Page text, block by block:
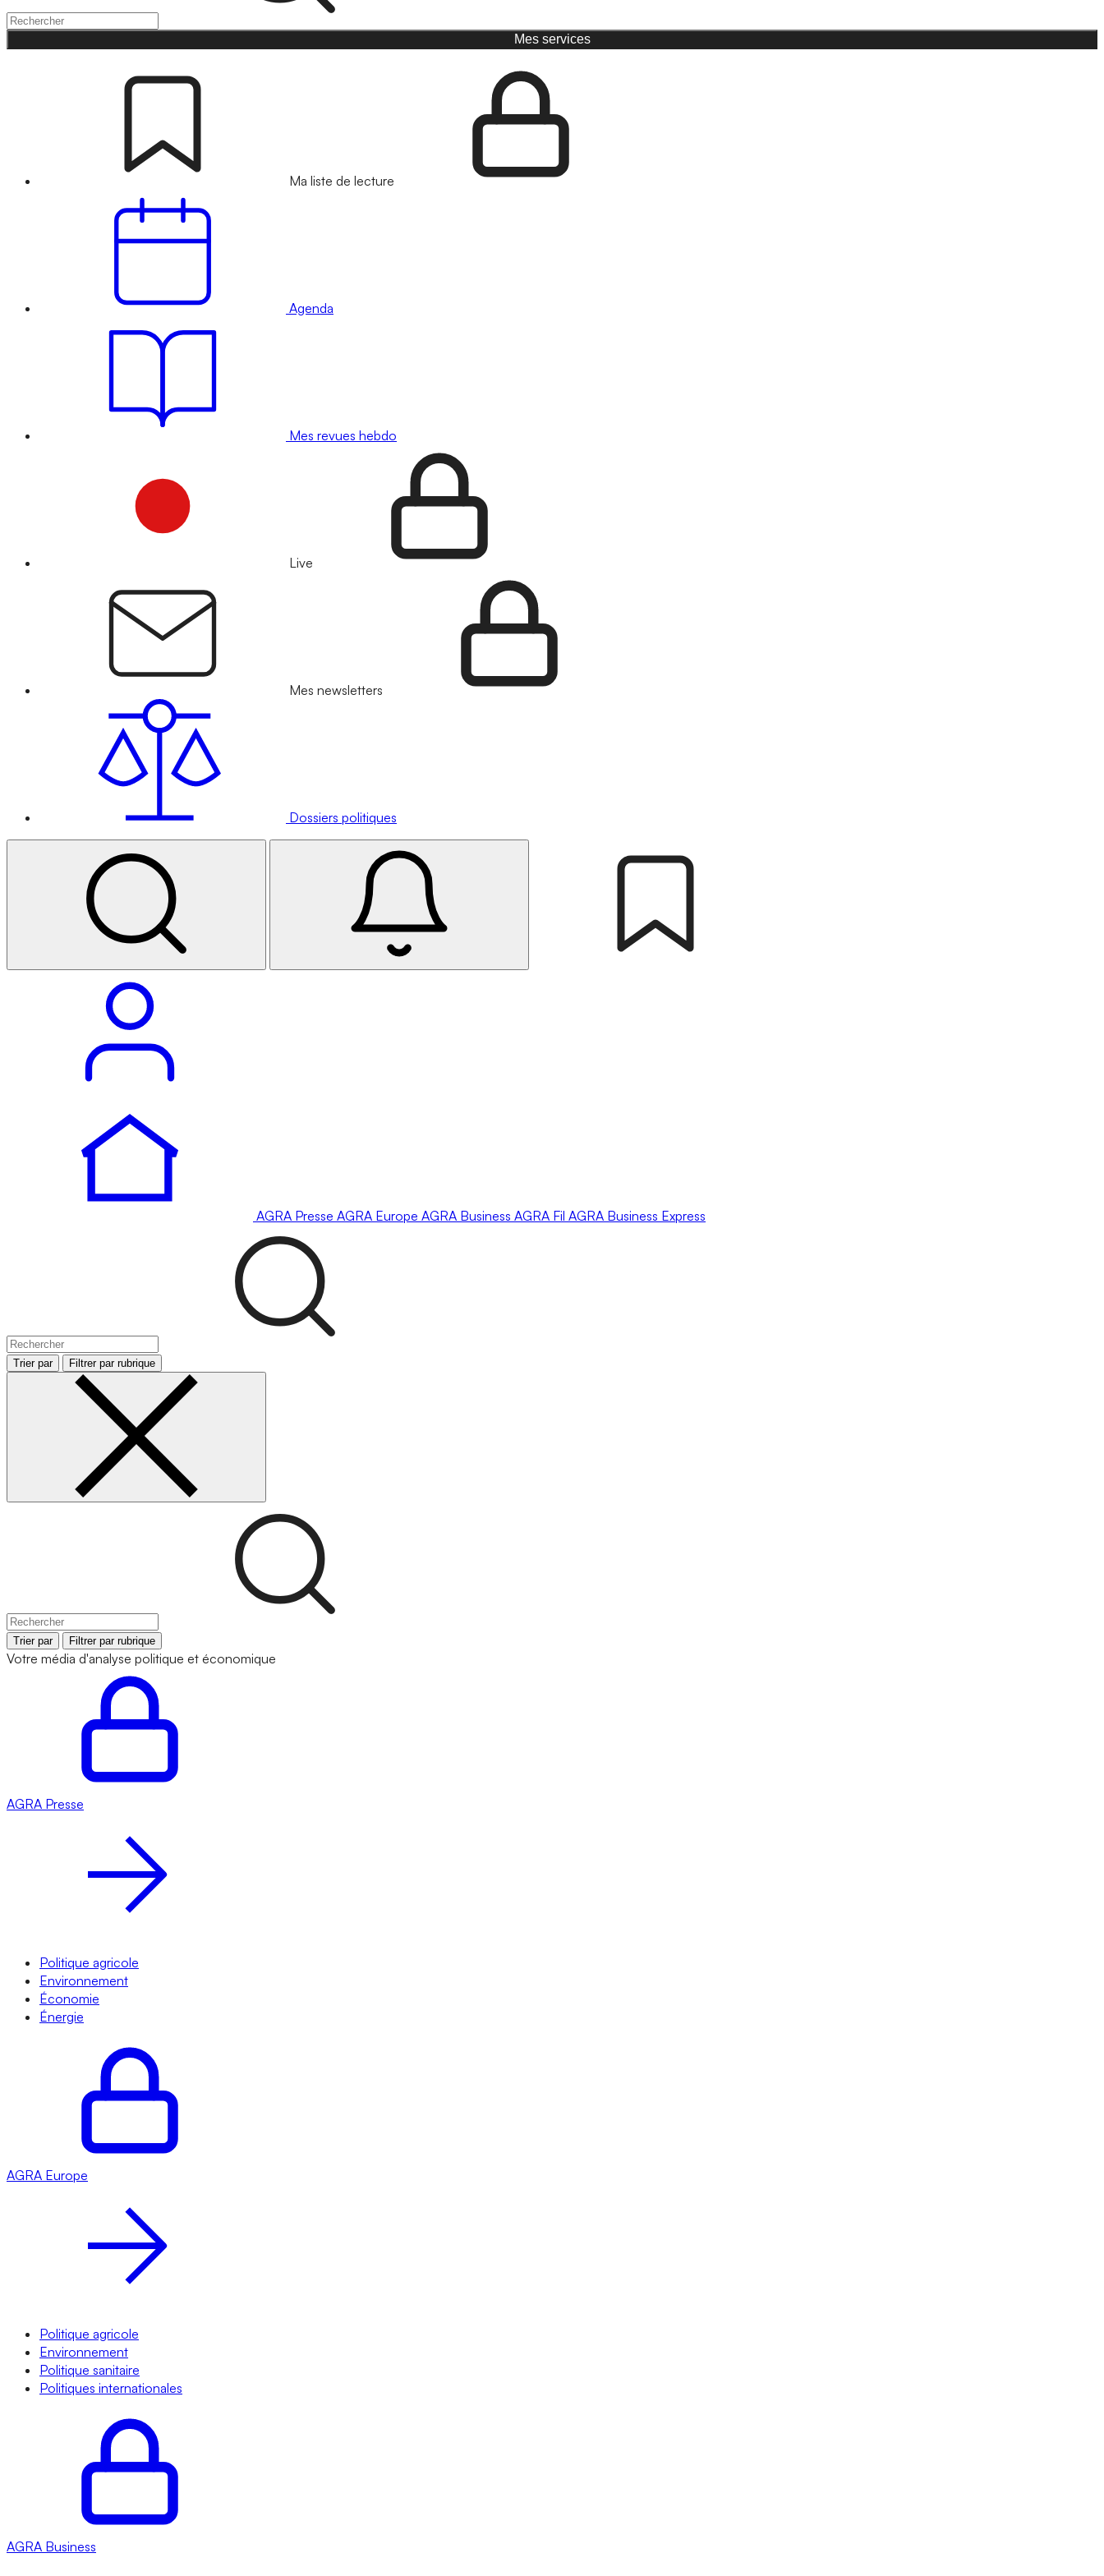
Mes services
Ma liste de lecture
Agenda
Mes revues hebdo
Live
Mes newsletters
Dossiers politiques
AGRA Presse AGRA Europe AGRA Business AGRA Fil AGRA Business Express
Trier par Filtrer par rubrique
Trier par Filtrer par rubrique
Votre média d'analyse politique et économique
AGRA Presse
Politique agricole
Environnement
Économie
Énergie
AGRA Europe
Politique agricole
Environnement
Politique sanitaire
Politiques internationales
AGRA Business